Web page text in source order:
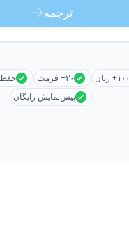
ترجمه
۱۰۰+ زبان ۳۰+ فرمت
پیش‌نمایش رایگان